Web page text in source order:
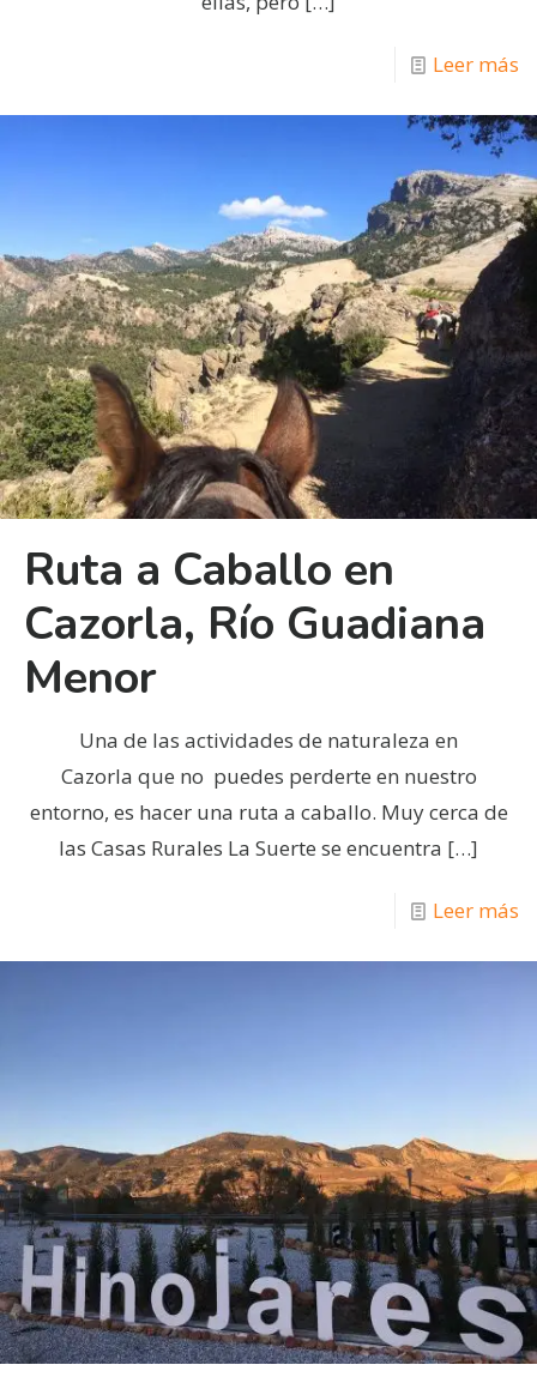
Leer más
Ruta a Caballo en
Cazorla, Río Guadiana
Menor
Una de las actividades de naturaleza en
Cazorla que no puedes perderte en nuestro
entorno, es hacer una ruta a caballo. Muy cerca de
las Casas Rurales La Suerte se encuentra […]
Leer más